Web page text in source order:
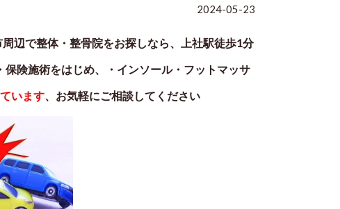
2024-05-23
辺で整体・整骨院をお探しなら、上社駅徒歩1分
険施術をはじめ、・インソール・フットマッサ
います、お気軽にご相談してください